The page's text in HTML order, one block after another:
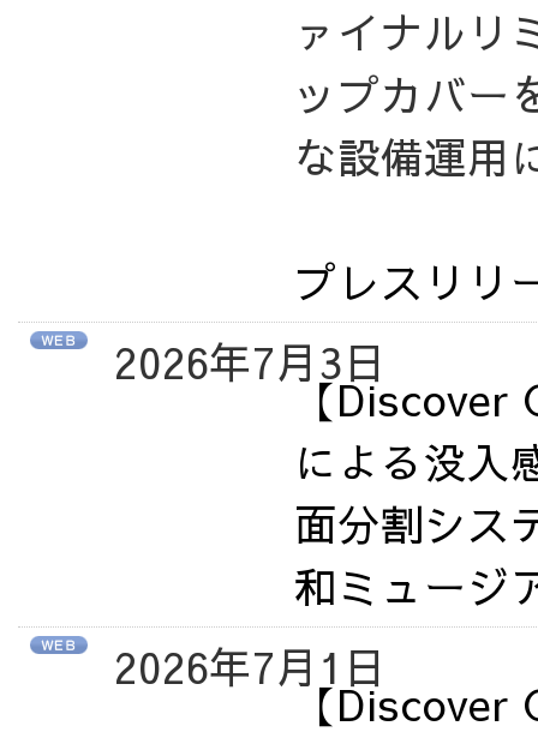
ァイナルリ
ップカバー
な設備運用
プレスリリ
2026年7月3日
【Discover
による没入
面分割シス
和ミュー
2026年7月1日
【Discover